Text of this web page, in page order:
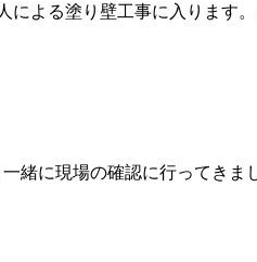
よる塗り壁工事に入ります
緒に現場の確認に行ってきま